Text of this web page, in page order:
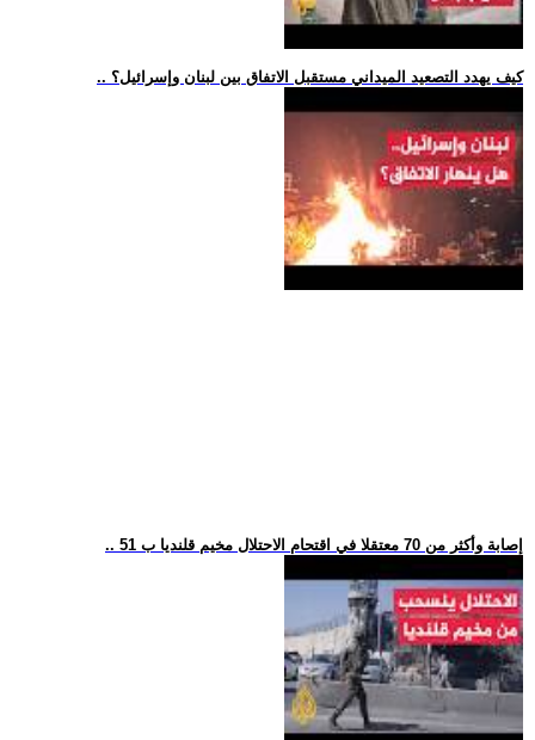
.. كيف يهدد التصعيد الميداني مستقبل الاتفاق بين لبنان وإسرائيل؟
.. 51 إصابة وأكثر من 70 معتقلا في اقتحام الاحتلال مخيم قلنديا ب